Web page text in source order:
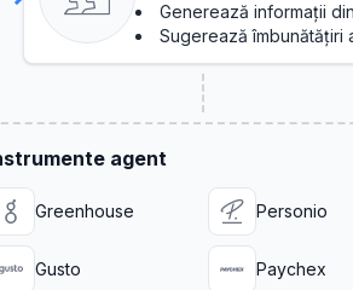
Generează informații
Sugerează îmbunătățiri
agent
Greenhouse Personio
Gusto Paychex